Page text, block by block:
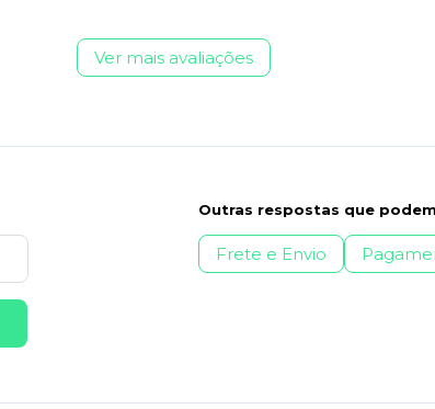
Ver mais avaliações
Outras respostas que
Frete e Envio